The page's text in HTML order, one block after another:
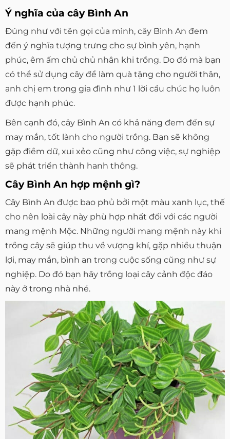
Ý nghĩa của cây Bình An
Đúng như với tên gọi của mình, cây Bình An đem
đến ý nghĩa tượng trưng cho sự bình yên, hạnh
phúc, êm ấm chủ chủ nhân khi trồng. Do đó mà bạn
có thể sử dụng cây để làm quà tặng cho người thân,
anh chị em trong gia đình như 1 lời cầu chúc họ luôn
được hạnh phúc.
Bên cạnh đó, cây Bình An có khả năng đem đến sự
may mắn, tốt lành cho người trồng. Bạn sẽ không
gặp điềm dữ, xui xẻo cũng như công việc, sự nghiệp
sẽ phát triển thành hanh thông.
Cây Bình An hợp mệnh gì?
Cây Bình An được bao phủ bởi một màu xanh lục, thế
cho nên loài cây này phù hợp nhất đối với các người
mang mệnh Mộc. Những người mang mệnh này khi
trồng cây sẽ giúp thu về vượng khí, gặp nhiều thuận
lợi, may mắn, bình an trong cuộc sống cũng như sự
nghiệp. Do đó bạn hãy trồng loại cây cảnh độc đáo
này ở trong nhà nhé.